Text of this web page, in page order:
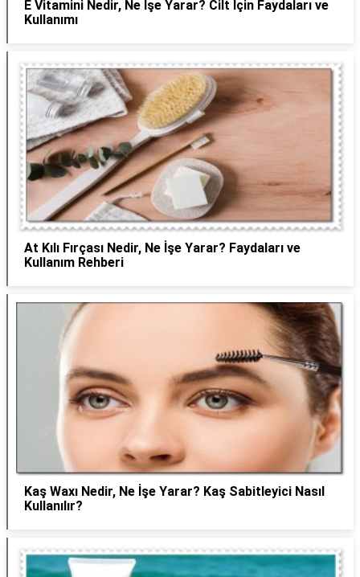
E Vitamini Nedir, Ne İşe Yarar? Cilt İçin Faydaları ve
Kullanımı
At Kılı Fırçası Nedir, Ne İşe Yarar? Faydaları ve
Kullanım Rehberi
Kaş Waxı Nedir, Ne İşe Yarar? Kaş Sabitleyici Nasıl
Kullanılır?